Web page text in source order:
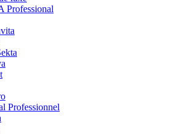
Professional
Professionnel